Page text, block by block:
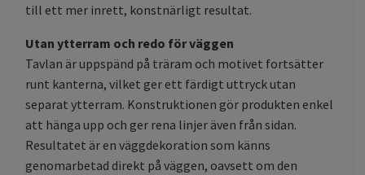
till ett mer inrett, konstnärligt resultat.
Utan ytterram och redo för väggen
Tavlan är uppspänd på träram och motivet fortsätter
runt kanterna, vilket ger ett färdigt uttryck utan
separat ytterram. Konstruktionen gör produkten enkel
att hänga upp och ger rena linjer även från sidan.
Resultatet är en väggdekoration som känns
genomarbetad direkt på väggen, oavsett om den